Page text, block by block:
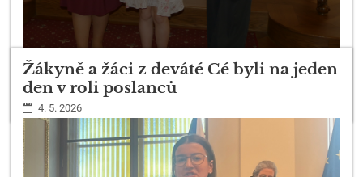
Žákyně a žáci z deváté Cé byli na jeden
den v roli poslanců
4. 5. 2026